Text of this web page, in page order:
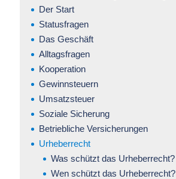
Der Start
Statusfragen
Das Geschäft
Alltagsfragen
Kooperation
Gewinnsteuern
Umsatzsteuer
Soziale Sicherung
Betriebliche Versicherungen
Urheberrecht
Was schützt das Urheberrecht?
Wen schützt das Urheberrecht?